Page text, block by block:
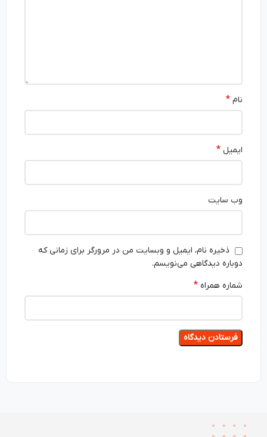
ایمیل*
وب‌ سایت
ذخیره نام، ایمیل و وبسایت من در مرورگر برای زمانی که
دوباره دیدگاهی می‌نویسم.
شماره همراه*